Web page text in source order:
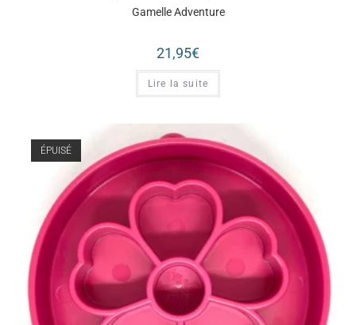
Gamelle Adventure
21,95€
Lire la suite
ÉPUISÉ